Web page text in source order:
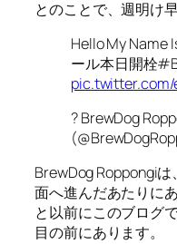
とのことで、週明け
Hello My Name
ール本日開栓
pic.twitter.com/
? BrewDog
BrewDog Roppongi
面へ進んだあたりに
と以前にこのブログ
目の前にあります。